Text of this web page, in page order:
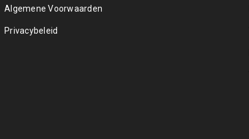
Algemene Voorwaarden
Privacybeleid